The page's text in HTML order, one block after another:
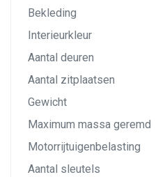
Bekleding
Interieurkleur
Aantal deuren
Aantal zitplaatsen
Gewicht
Maximum massa geremd
Motorrijtuigenbelasting
Aantal sleutels